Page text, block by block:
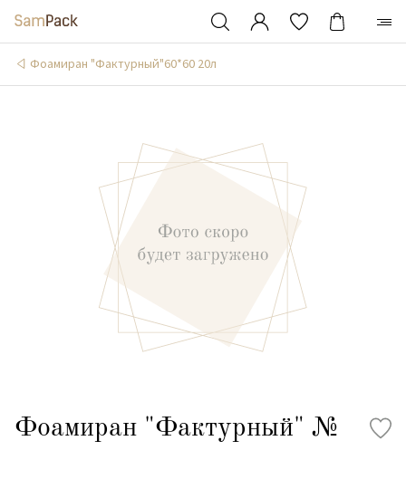
Фоамиран "Фактурный"60*60 20л
Фоамиран "Фактурный" №